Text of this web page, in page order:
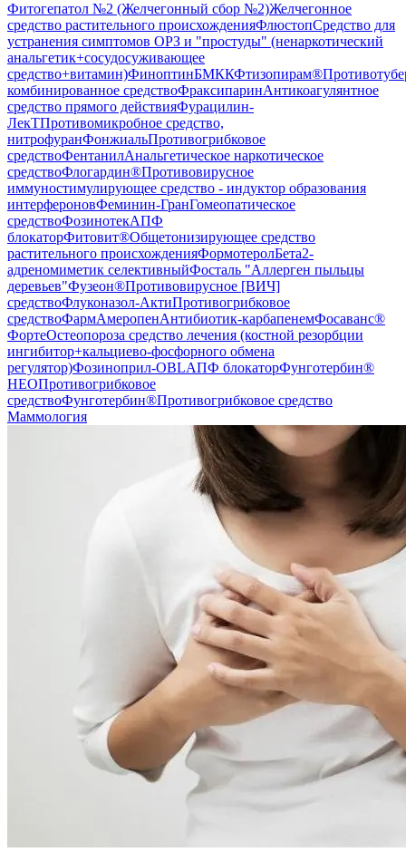
Фитогепатол №2 (Желчегонный сбор №2)Желчегонное
средство растительного происхожденияФлюстопСредство для
устранения симптомов ОРЗ и "простуды" (ненаркотический
анальгетик+сосудосуживающее
средство+витамин)ФиноптинБМККФтизопирам®
комбинированное средствоФраксипаринАнтикоагулянтное
средство прямого действияФурацилин-
ЛекТПротивомикробное средство,
нитрофуранФонжиальПротивогрибковое
средствоФентанилАнальгетическое наркотическое
средствоФлогардин®Противовирусное
иммуностимулирующее средство - индуктор образования
интерфероновФеминин-ГранГомеопатическое
средствоФозинотекАПФ
блокаторФитовит®Общетонизирующее средство
растительного происхожденияФормотеролБета2-
адреномиметик селективныйФосталь "Аллерген пыльцы
деревьев"Фузеон®Противовирусное [ВИЧ]
средствоФлуконазол-АктиПротивогрибковое
средствоФармАмеропенАнтибиотик-карбапенемФосаванс®
ФортеОстеопороза средство лечения (костной резорбции
ингибитор+кальциево-фосфорного обмена
регулятор)Фозиноприл-OBLАПФ блокаторФунготербин®
НЕОПротивогрибковое
средствоФунготербин®Противогрибковое средство
Маммология